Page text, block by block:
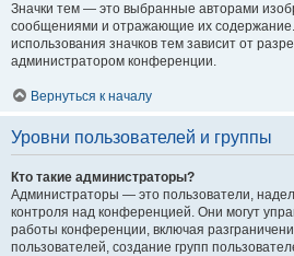
Значки тем — это выбранные авторами
сообщениями и отражающие их
использования значков тем зависит от
администратором конференции.
Вернуться к началу
Уровни пользователей и группы
Кто такие администраторы?
Администраторы — это пользователи,
контроля над конференцией. Они могут
работы конференции, включая
пользователей, создание групп